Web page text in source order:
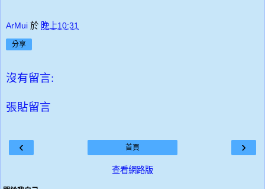
ArMui 於 晚上10:31
分享
沒有留言:
張貼留言
‹ ›
首頁
查看網路版